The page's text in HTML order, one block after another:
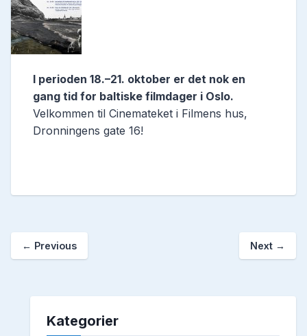
I perioden 18.–21. oktober er det nok en
gang tid for baltiske filmdager i Oslo.
Velkommen til Cinemateket i Filmens hus,
Dronningens gate 16!
← Previous Next →
Kategorier